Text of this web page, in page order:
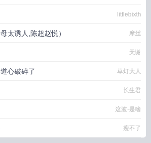
littlebixth
太诱人,陈超赵悦） 摩丝
天谢
心破碎了 草灯大人
长生君
这波·是啥
瘦不了